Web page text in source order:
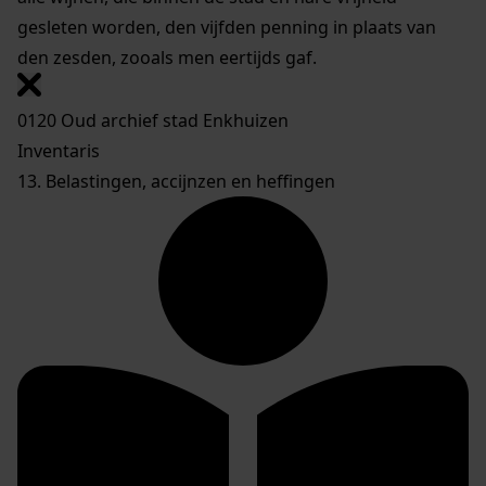
gesleten worden, den vijfden penning in plaats van
den zesden, zooals men eertijds gaf.
0120 Oud archief stad Enkhuizen
Inventaris
13. Belastingen, accijnzen en heffingen